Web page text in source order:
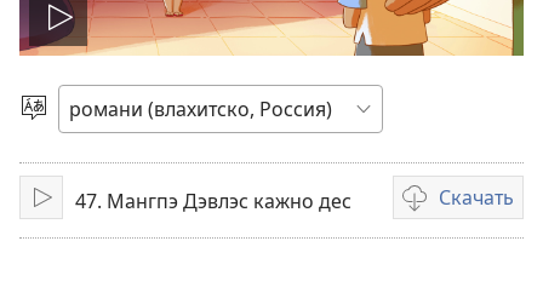
Включисар
о
видео
Витидэ
шыб
Воспроизвести
47. Мангпэ Дэвлэс кажно дес Скачать
Варианты
загрузки